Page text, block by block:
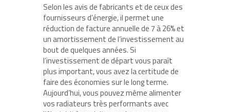
Selon les avis de fabricants et de ceux des
fournisseurs d’énergie, il permet une
réduction de facture annuelle de 7 à 26% et
un amortissement de l’investissement au
bout de quelques années. Si
l’investissement de départ vous paraît
plus important, vous avez la certitude de
faire des économies sur le long terme.
Aujourd’hui, vous pouvez même alimenter
vos radiateurs très performants avec